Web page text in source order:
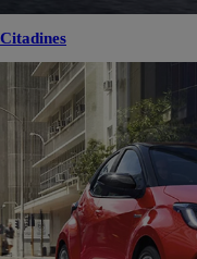
Citadines